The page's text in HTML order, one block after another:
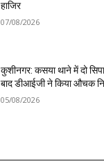
हाजिर
07/08/2026
कुशीनगर: कसया थाने में दो
बाद डीआईजी ने किया औचक
05/08/2026